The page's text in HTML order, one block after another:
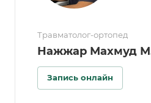
Травматолог-ортопед
Нажжар Махмуд
Запись онлайн